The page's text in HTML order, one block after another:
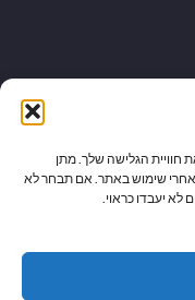
חוויית הגלישה שלך. מתן
אחרי שימוש באתר. אם תבחר לא
לא יעבדו כראוי.